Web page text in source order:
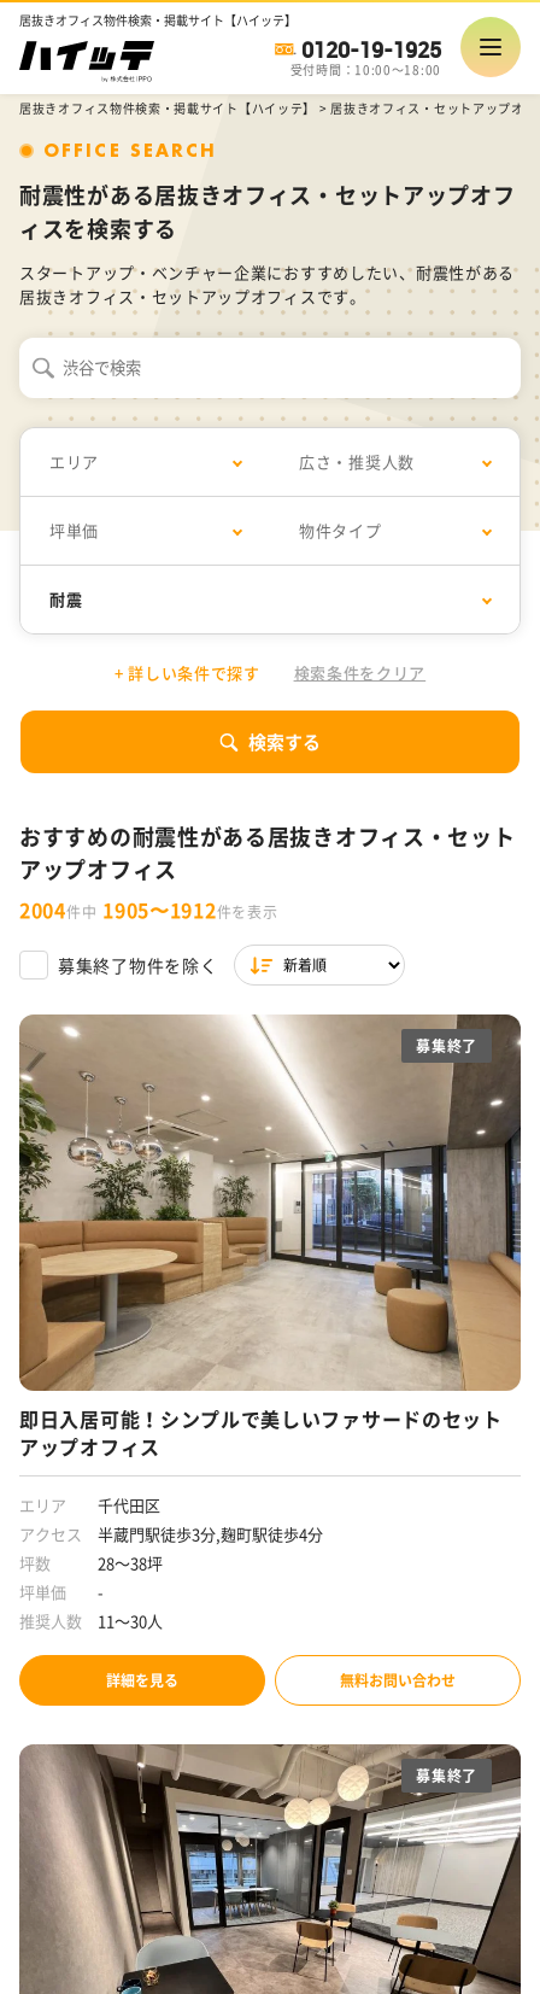
居抜きオフィス物件検索・掲載サイト【ハイッテ】
0120-19-1925
受付時間：10:00～18:00
居抜きオフィス物件検索・掲載サイト【ハイッテ】 > 居抜きオフィス・セットアップオ
OFFICE SEARCH
耐震性がある居抜きオフィス・セットアップオフ
ィスを検索する
スタートアップ・ベンチャー企業におすすめしたい、耐震性がある
居抜きオフィス・セットアップオフィスです。
エリア 広さ・推奨人数
坪単価 物件タイプ
耐震
検索する
千代田区
中央区
渋谷区
新宿区
豊島区
東京都 その他
東京都の内装付きオフィス特集
WeWorkの東京拠点
渋谷限定！居抜きオフィス・セットアップ・サービスオフィ
ラウンジ・テラス・バルコニーがあるオフィス
木目調オフィス特集
ファミレス席
男女別トイレ
スタートアップ企業向け東京都の30坪以下オフィス特集
東京都内の坪単価1万円台オフィス特集
30坪以下
31坪〜50坪
51坪〜100坪
11～30人
31～50人
51～80人
1万円以下
10,001円〜15,000円
15,001円〜20,000円
20,001円〜25,000円
居抜きオフィス
セットアップオフィス
SOHO
コワーキング
デザイナーズオフィス
フォンブース
駐車場付き
駐輪場あり
築浅
会議室あり
バルコニーorテラスor屋上あり
一棟貸し
セントラル空調
OAフロア
個別空調
貸会議室あり
ラウンジ
フリーレント
什器付き
原状回復義務なし
敷金3ヶ月以下
路線が多い
駅から徒歩5分圏内
+ 詳しい条件で探す 検索条件をクリア
おすすめの耐震性がある居抜きオフィス・セット
アップオフィス
2004件中 1905〜1912件を表示
募集終了物件を除く
募集終了
即日入居可能！シンプルで美しいファサードのセット
アップオフィス
エリア
千代田区
アクセス
半蔵門駅徒歩3分,麹町駅徒歩4分
坪数
28～38坪
坪単価
-
推奨人数
11～30人
詳細を見る 無料お問い合わせ
募集終了